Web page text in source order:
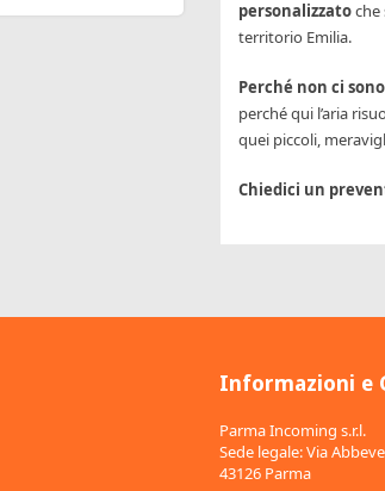
personalizzatoche
territorio Emilia.
Perché non ci
perché qui l’aria
quei piccoli,
Chiedici un
Informazioni e
Parma Incoming s.r.l.
Sede legale: Via
43126 Parma